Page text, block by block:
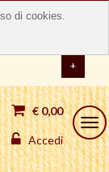
+
€ 0,00
Accedi
di cookies.